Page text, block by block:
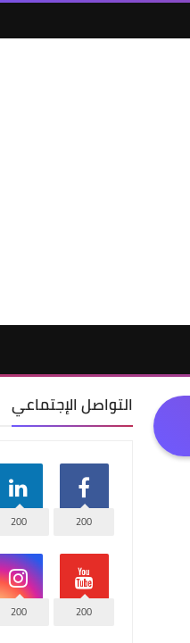
التواصل الإجتماعي
200
200
200
200